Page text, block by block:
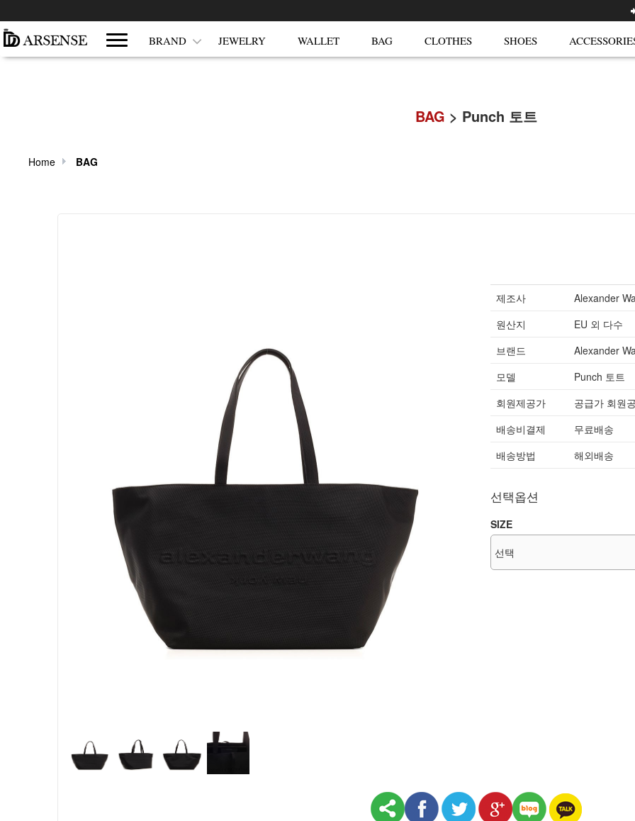
쇼핑몰 카테고리 BRAND JEWELRY WALLET BAG CLOTHES SHOES
BAG > Punch 토트
Home BAG
제조사
Alexander
원산지
EU 외 다수
브랜드
Alexander
모델
Punch 토트
회원제공가
공급가 회원
배송비결제
무료배송
배송방법
해외배송
선택옵션
SIZE